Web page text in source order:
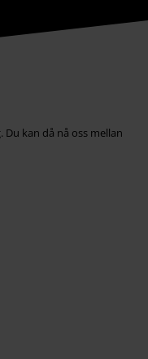
kan då nå oss mellan